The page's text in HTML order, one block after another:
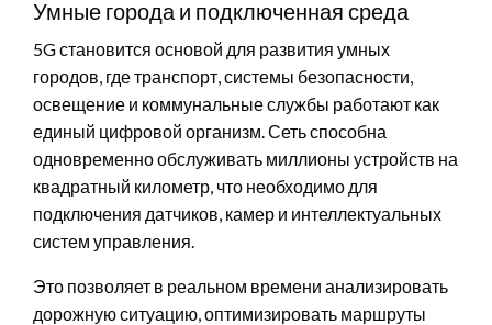
Умные города и подключенная среда
5G становится основой для развития умных
городов, где транспорт, системы безопасности,
освещение и коммунальные службы работают как
единый цифровой организм. Сеть способна
одновременно обслуживать миллионы устройств на
квадратный километр, что необходимо для
подключения датчиков, камер и интеллектуальных
систем управления.
Это позволяет в реальном времени анализировать
дорожную ситуацию, оптимизировать маршруты